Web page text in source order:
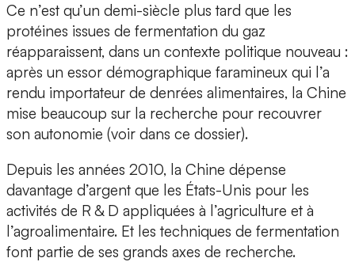
Ce n’est qu’un demi-siècle plus tard que les
protéines issues de fermentation du gaz
réapparaissent, dans un contexte politique nouveau :
après un essor démographique faramineux qui l’a
rendu importateur de denrées alimentaires, la Chine
mise beaucoup sur la recherche pour recouvrer
son autonomie (voir dans ce dossier).
Depuis les années 2010, la Chine dépense
davantage d’argent que les États-Unis pour les
activités de R & D appliquées à l’agriculture et à
l’agroalimentaire. Et les techniques de fermentation
font partie de ses grands axes de recherche.